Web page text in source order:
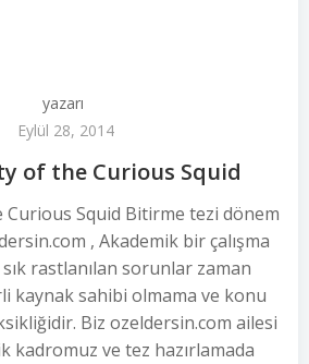
yazarı
Eylül 28, 2014
of the Curious Squid
Curious Squid Bitirme tezi dönem
, Akademik bir çalışma
rastlanılan sorunlar zaman
kaynak sahibi olmama ve konu
Biz ozeldersin.com ailesi
kadromuz ve tez hazırlamada